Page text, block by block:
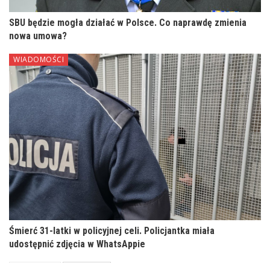
SBU będzie mogła działać w Polsce. Co naprawdę zmienia
nowa umowa?
WIADOMOŚCI
Śmierć 31-latki w policyjnej celi. Policjantka miała
udostępnić zdjęcia w WhatsAppie